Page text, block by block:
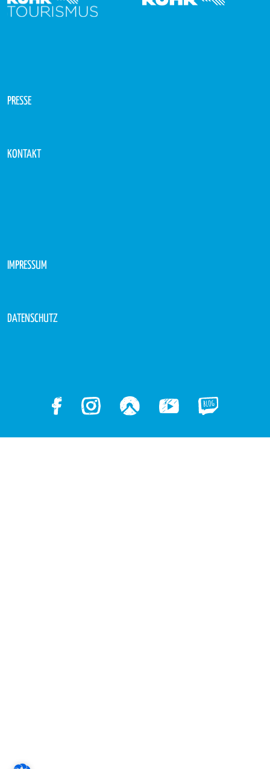
PRESSE
KONTAKT
IMPRESSUM
DATENSCHUTZ